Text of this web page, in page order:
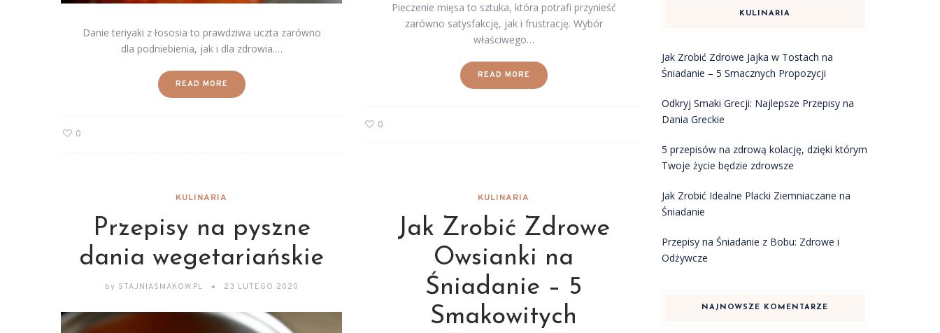
Danie teriyaki z łososia to prawdziwa uczta zarówno
dla podniebienia, jak i dla zdrowia.…
READ MORE
0
Pieczenie mięsa to sztuka, która potrafi przynieść
zarówno satysfakcję, jak i frustrację. Wybór
właściwego…
READ MORE
0
KULINARIA
Przepisy na pyszne
dania wegetariańskie
by STAJNIASMAKOW.PL 23 LUTEGO 2020
KULINARIA
Jak Zrobić Zdrowe
Owsianki na
Śniadanie – 5
Smakowitych
KULINARIA
Jak Zrobić Zdrowe Jajka w Tostach na
Śniadanie – 5 Smacznych Propozycji
Odkryj Smaki Grecji: Najlepsze Przepisy na
Dania Greckie
5 przepisów na zdrową kolację, dzięki którym
Twoje życie będzie zdrowsze
Jak Zrobić Idealne Placki Ziemniaczane na
Śniadanie
Przepisy na Śniadanie z Bobu: Zdrowe i
Odżywcze
NAJNOWSZE KOMENTARZE